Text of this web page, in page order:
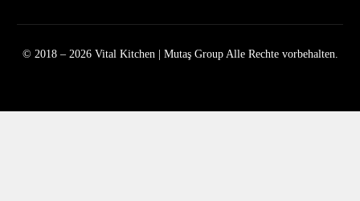
© 2018 – 2026 Vital Kitchen | Mutaş Group Alle Rechte vorbehalten.